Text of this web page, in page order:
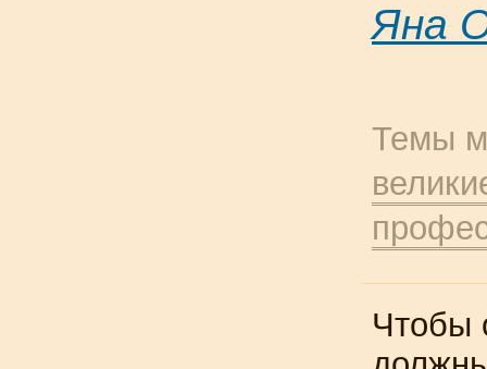
Яна
Темы
Чтобы